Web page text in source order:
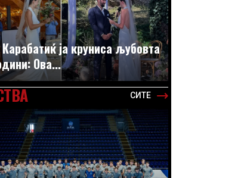
ја круниса љубовта
Ова...
СИТЕ